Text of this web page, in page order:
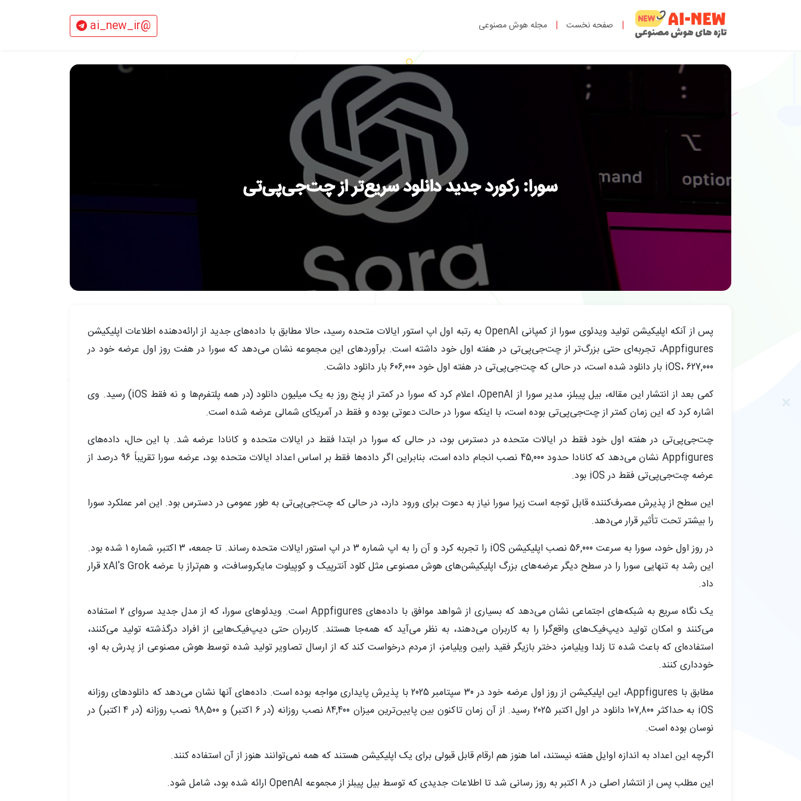
| صفحه نخست | مجله هوش مصنوعی @ai_new_ir
سورا: رکورد جدید دانلود سریع‌تر از چت‌جی‌پی‌تی
پس از آنکه اپلیکیشن تولید ویدئوی سورا از کمپانی OpenAI به رتبه اول اپ استور ایالات متحده رسید، حالا مطابق با داده‌های جدید از ارائه‌دهنده اطلاعات اپلیکیشن
Appfigures، تجربه‌ای حتی بزرگ‌تر از چت‌جی‌پی‌تی در هفته اول خود داشته است. برآوردهای این مجموعه نشان می‌دهد که سورا در هفت روز اول عرضه خود در
iOS، 627,000 بار دانلود شده است، در حالی که چت‌جی‌پی‌تی در هفته اول خود 606,000 بار دانلود داشت.
کمی بعد از انتشار این مقاله، بیل پیبلز، مدیر سورا از OpenAI، اعلام کرد که سورا در کمتر از پنج روز به یک میلیون دانلود (در همه پلتفرم‌ها و نه فقط iOS) رسید. وی
اشاره کرد که این زمان کمتر از چت‌جی‌پی‌تی بوده است، با اینکه سورا در حالت دعوتی بوده و فقط در آمریکای شمالی عرضه شده است.
چت‌جی‌پی‌تی در هفته اول خود فقط در ایالات متحده در دسترس بود، در حالی که سورا در ابتدا فقط در ایالات متحده و کانادا عرضه شد. با این حال، داده‌های
Appfigures نشان می‌دهد که کانادا حدود 45,000 نصب انجام داده است، بنابراین اگر داده‌ها فقط بر اساس اعداد ایالات متحده بود، عرضه سورا تقریباً 96 درصد از
عرضه چت‌جی‌پی‌تی فقط در iOS بود.
این سطح از پذیرش مصرف‌کننده قابل توجه است زیرا سورا نیاز به دعوت برای ورود دارد، در حالی که چت‌جی‌پی‌تی به طور عمومی در دسترس بود. این امر عملکرد سورا
را بیشتر تحت تأثیر قرار می‌دهد.
در روز اول خود، سورا به سرعت 56,000 نصب اپلیکیشن iOS را تجربه کرد و آن را به اپ شماره 3 در اپ استور ایالات متحده رساند. تا جمعه، 3 اکتبر، شماره 1 شده بود.
این رشد به تنهایی سورا را در سطح دیگر عرضه‌های بزرگ اپلیکیشن‌های هوش مصنوعی مثل کلود آنترپیک و کوپیلوت مایکروسافت، و هم‌تراز با عرضه xAI's Grok قرار
داد.
یک نگاه سریع به شبکه‌های اجتماعی نشان می‌دهد که بسیاری از شواهد موافق با داده‌های Appfigures است. ویدئوهای سورا، که از مدل جدید سروای 2 استفاده
می‌کنند و امکان تولید دیپ‌فیک‌های واقع‌گرا را به کاربران می‌دهند، به نظر می‌آید که همه‌جا هستند. کاربران حتی دیپ‌فیک‌هایی از افراد درگذشته تولید می‌کنند،
استفاده‌ای که باعث شده تا زلدا ویلیامز، دختر بازیگر فقید رابین ویلیامز، از مردم درخواست کند که از ارسال تصاویر تولید شده توسط هوش مصنوعی از پدرش به او،
خودداری کنند.
مطابق با Appfigures، این اپلیکیشن از روز اول عرضه خود در 30 سپتامبر 2025 با پذیرش پایداری مواجه بوده است. داده‌های آنها نشان می‌دهد که دانلودهای روزانه
iOS به حداکثر 107,800 دانلود در اول اکتبر 2025 رسید. از آن زمان تاکنون بین پایین‌ترین میزان 84,400 نصب روزانه (در 6 اکتبر) و 98,500 نصب روزانه (در 4 اکتبر) در
نوسان بوده است.
اگرچه این اعداد به اندازه اوایل هفته نیستند، اما هنوز هم ارقام قابل قبولی برای یک اپلیکیشن هستند که همه نمی‌توانند هنوز از آن استفاده کنند.
این مطلب پس از انتشار اصلی در 8 اکتبر به روز رسانی شد تا اطلاعات جدیدی که توسط بیل پیبلز از مجموعه OpenAI ارائه شده بود، شامل شود.